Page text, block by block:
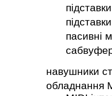
пасивні
навушники
обладнання